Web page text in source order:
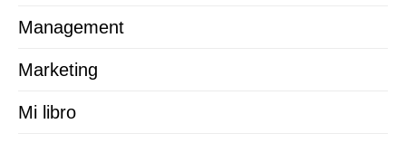
Management
Marketing
Mi libro